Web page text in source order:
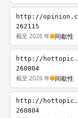
http://
262115
截至 2026 年 间歇性
http://
260804
截至 2026 年 间歇性
http://
260804